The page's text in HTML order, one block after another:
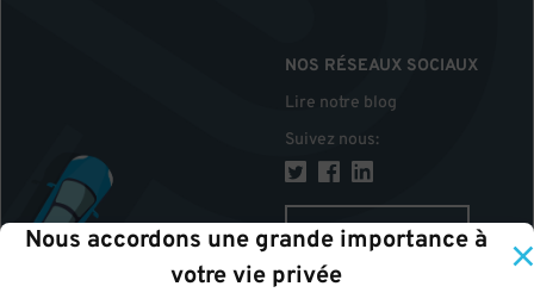
Nous accordons une grande importance à
votre vie privée
NOS RÉSEAUX SOCIAUX
Lire notre blog
Suivez nous:
CANADA